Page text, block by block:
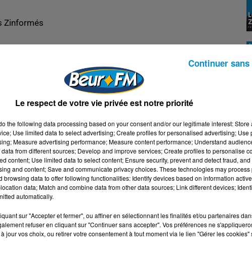
Zinformés
Le respect de votre vie privée est notre priorité
the following data processing based on your consent and/or our legitimate interest: Store
Use limited data to select advertising; Create profiles for personalised advertising; Use
Measure advertising performance; Measure content performance; Understand
from different sources; Develop and improve services; Create profiles to personalise
content; Use limited data to select content; Ensure security, prevent and detect fraud, and
and content; Save and communicate privacy choices. These technologies may process
browsing data to offer following functionalities: Identify devices based on information
data; Match and combine data from other data sources; Link different devices;
automatically.
sur "Accepter et fermer", ou affiner en sélectionnant les finalités et/ou partenaires
refuser en cliquant sur "Continuer sans accepter". Vos préférences ne
jour vos choix, ou retirer votre consentement à tout moment via le lien "Gérer les cookies"
Continuer